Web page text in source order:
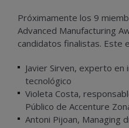
Próximamente los 9
Advanced Manufacturing
candidatos finalistas. Este
Javier Sirven, experto
tecnológico
Violeta Costa,
Público de Accenture
Antoni Pijoan, Managing